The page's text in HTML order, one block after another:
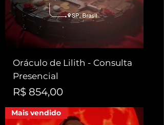
Oráculo de Lilith - Consulta
Presencial
Preço
R$ 854,00
Mais vendido